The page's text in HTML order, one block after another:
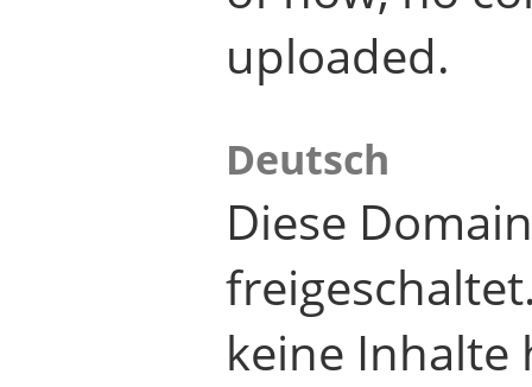
uploaded.
Deutsch
Diese
keine Inhalte